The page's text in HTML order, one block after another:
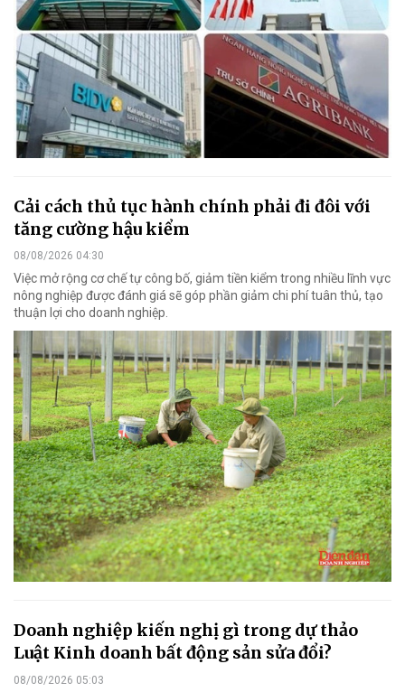
Cải cách thủ tục hành chính phải đi đôi với
tăng cường hậu kiểm
08/08/2026 04:30
Việc mở rộng cơ chế tự công bố, giảm tiền kiểm trong nhiều lĩnh vực
nông nghiệp được đánh giá sẽ góp phần giảm chi phí tuân thủ, tạo
thuận lợi cho doanh nghiệp.
Doanh nghiệp kiến nghị gì trong dự thảo
Luật Kinh doanh bất động sản sửa đổi?
08/08/2026 05:03